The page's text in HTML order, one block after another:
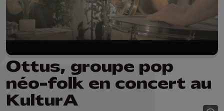
Ottus, groupe pop
néo-folk en concert au
KulturA